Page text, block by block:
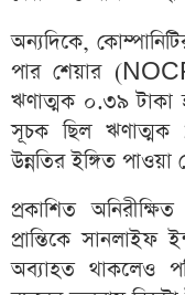
অন্যদিকে,
পার শেয়ার
ঋণাত্মক ০.৩৯
সূচক ছিল ঋণাত্মক
উন্নতির ইঙ্গিত পাওয়া
প্রকাশিত
প্রান্তিকে সানলাইফ
অব্যাহত থাকলেও